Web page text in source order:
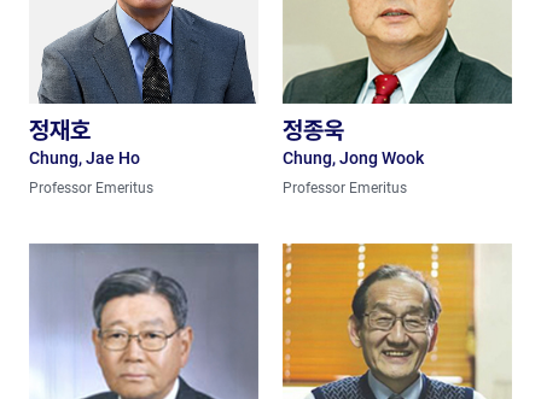
정재호
Chung, Jae Ho
Professor Emeritus
정종욱
Chung, Jong Wook
Professor Emeritus